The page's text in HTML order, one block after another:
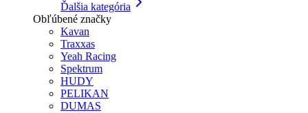
Ďalšia kategória
Obľúbené značky
Kavan
Traxxas
Yeah Racing
Spektrum
HUDY
PELIKAN
DUMAS